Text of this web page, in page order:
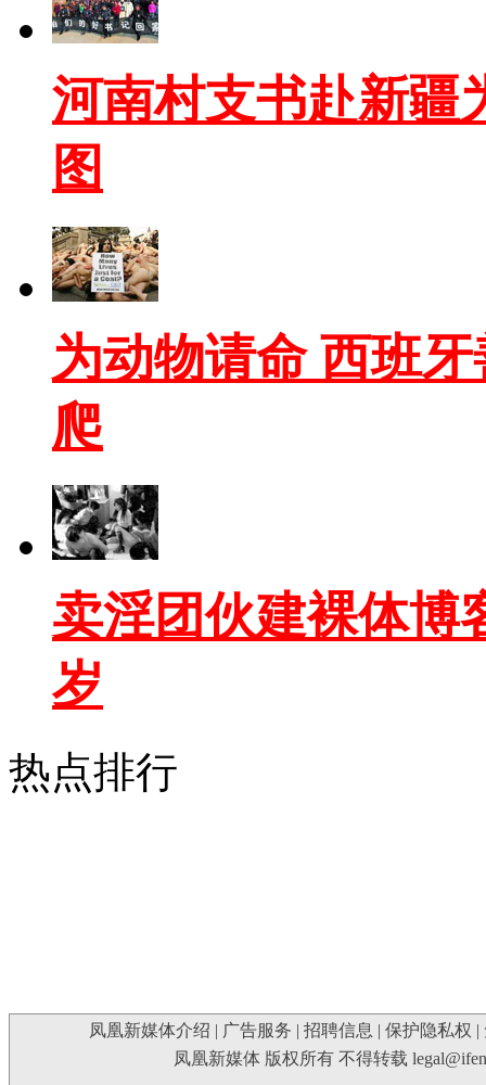
河南村支书赴新疆
图
为动物请命 西班
爬
卖淫团伙建裸体博
岁
热点排行
凤凰新媒体介绍 | 广告服务 | 招聘信息 | 保护隐私权 |
凤凰新媒体 版权所有 不得转载